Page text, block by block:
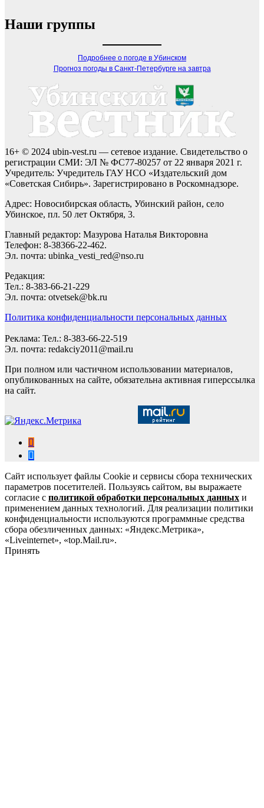
Наши группы
Подробнее о погоде в Убинском
Прогноз погоды в Санкт-Петербурге на завтра
16+ © 2024 ubin-vest.ru — сетевое издание. Свидетельство о
регистрации СМИ: ЭЛ № ФС77-80257 от 22 января 2021 г.
Учредитель: Учредитель ГАУ НСО «Издательский дом
«Советская Сибирь». Зарегистрировано в Роскомнадзоре.
Адрес: Новосибирская область, Убинский район, село
Убинское, пл. 50 лет Октября, 3.
Главный редактор: Мазурова Наталья Викторовна
Телефон: 8-38366-22-462.
Эл. почта: ubinka_vesti_red@nso.ru
Редакция:
Тел.: 8-383-66-21-229
Эл. почта: otvetsek@bk.ru
Политика конфиденциальности персональных данных
Реклама: Тел.: 8-383-66-22-519
Эл. почта: redakciy2011@mail.ru
При полном или частичном использовании материалов,
опубликованных на сайте, обязательна активная гиперссылка
на сайт.
Сайт использует файлы Cookie и сервисы сбора технических
параметров посетителей. Пользуясь сайтом, вы выражаете
согласие с политикой обработки персональных данных и
применением данных технологий. Для реализации политики
конфиденциальности используются программные средства
сбора обезличенных данных: «Яндекс.Метрика»,
«Liveinternet», «top.Mail.ru».
Принять